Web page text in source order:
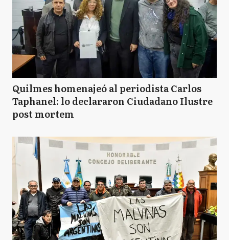
Quilmes homenajeó al periodista Carlos
Taphanel: lo declararon Ciudadano Ilustre
post mortem